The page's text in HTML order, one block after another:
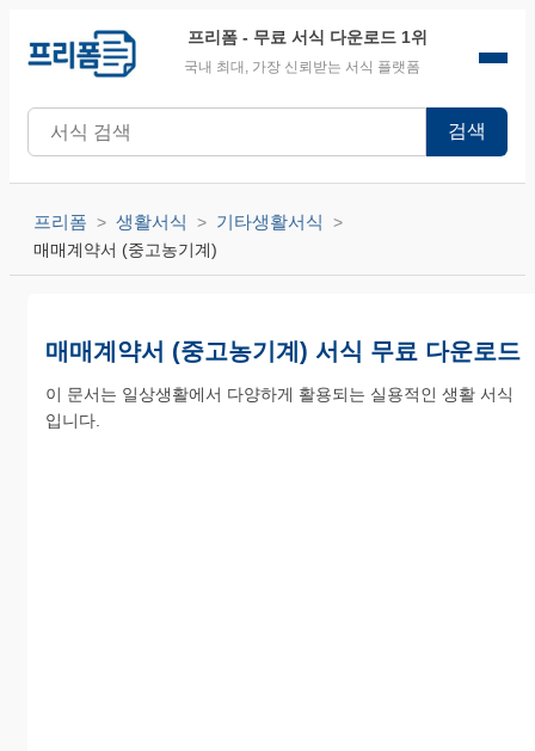
프리폼 - 무료 서식 다운로드 1위
국내 최대, 가장 신뢰받는 서식 플랫폼
검색
프리폼 생활서식 기타생활서식
매매계약서 (중고농기계)
매매계약서 (중고농기계) 서식 무료 다운로드
이 문서는 일상생활에서 다양하게 활용되는 실용적인 생활 서식
입니다.